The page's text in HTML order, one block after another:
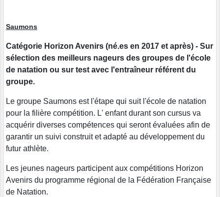
Saumons
Catégorie Horizon Avenirs (né.es en 2017 et après) - Sur
sélection des meilleurs nageurs des groupes de l'école
de natation ou sur test avec l'entraîneur référent du
groupe.
Le groupe Saumons est l'étape qui suit l'école de natation
pour la filière compétition. L' enfant durant son cursus va
acquérir diverses compétences qui seront évaluées afin de
garantir un suivi construit et adapté au développement du
futur athlète.
Les jeunes nageurs participent aux compétitions Horizon
Avenirs du programme régional de la Fédération Française
de Natation.